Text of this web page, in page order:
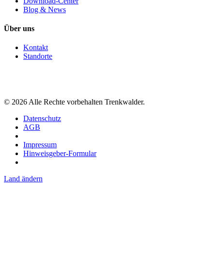
Blog & News
Über uns
Kontakt
Standorte
© 2026Alle Rechte vorbehalten Trenkwalder.
Datenschutz
AGB
Impressum
Hinweisgeber-Formular
Land ändern